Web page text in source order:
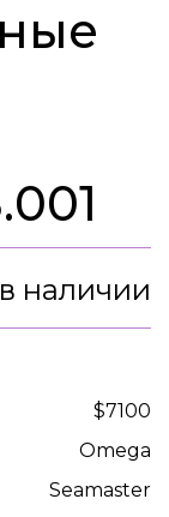
наличии
$7100
Omega
Seamaster